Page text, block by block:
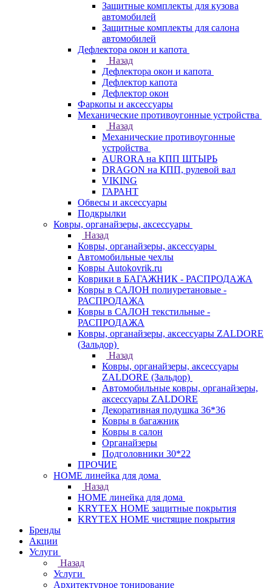
Защитные комплекты для кузова
автомобилей
Защитные комплекты для салона
автомобилей
Дефлектора окон и капота
Назад
Дефлектора окон и капота
Дефлектор капота
Дефлектор окон
Фаркопы и аксессуары
Механические противоугонные устройства
Назад
Механические противоугонные
устройства
AURORA на КПП ШТЫРЬ
DRAGON на КПП, рулевой вал
VIKING
ГАРАНТ
Обвесы и аксессуары
Подкрылки
Ковры, органайзеры, аксессуары
Назад
Ковры, органайзеры, аксессуары
Автомобильные чехлы
Ковры Autokovrik.ru
Коврики в БАГАЖНИК - РАСПРОДАЖА
Ковры в САЛОН полиуретановые -
РАСПРОДАЖА
Ковры в САЛОН текстильные -
РАСПРОДАЖА
Ковры, органайзеры, аксессуары ZALDORE
(Зальдор)
Назад
Ковры, органайзеры, аксессуары
ZALDORE (Зальдор)
Автомобильные ковры, органайзеры,
аксессуары ZALDORE
Декоративная подушка 36*36
Ковры в багажник
Ковры в салон
Органайзеры
Подголовники 30*22
ПРОЧИЕ
HOME линейка для дома
Назад
HOME линейка для дома
KRYTEX HOME защитные покрытия
KRYTEX HOME чистящие покрытия
Бренды
Акции
Услуги
Назад
Услуги
Архитектурное тонирование